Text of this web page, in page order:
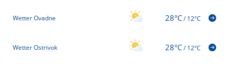
Wetter Ovadne 28°C/12°C
Wetter Ostrivok 28°C/12°C